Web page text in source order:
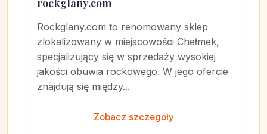
rockglany.com
Rockglany.com to renomowany sklep
zlokalizowany w miejscowości Chełmek,
specjalizujący się w sprzedaży wysokiej
jakości obuwia rockowego. W jego ofercie
znajdują się między...
Zobacz szczegóły